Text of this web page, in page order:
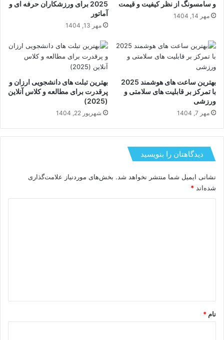
و سامسونگ از نظر کیفیت و قیمت
مهر 14, 1404
2025 برای ورزشکاران حرفه ای و
آماتور
مهر 13, 1404
بهترین ساعت های هوشمند 2025
با تمرکز بر قابلیت های سلامتی و
ورزشی
مهر 7, 1404
بهترین تبلت های دانشجویی ارزان و
پرقدرت برای مطالعه و کلاس آنلاین
(2025)
شهریور 22, 1404
دیدگاهتان را بنویسید
نشانی ایمیل شما منتشر نخواهد شد. بخش‌های موردنیاز علامت‌گذاری
شده‌اند *
نام *